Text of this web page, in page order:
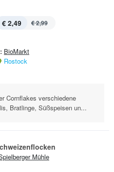
€ 2,49 € 2,99
BioMarkt
Rostock
Cornflakes verschiedene
Bratlinge, Süßspeisen un...
Mühle